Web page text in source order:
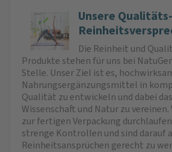
Unsere
Die Reinheit und
Produkte stehen für uns bei
Stelle. Unser Ziel ist es,
Nahrungsergänzungsmittel in
Qualität zu entwickeln und dabei
Wissenschaft und Natur zu
zur fertigen Verpackung
strenge Kontrollen und sind darauf
Reinheitsansprüchen gerecht zu